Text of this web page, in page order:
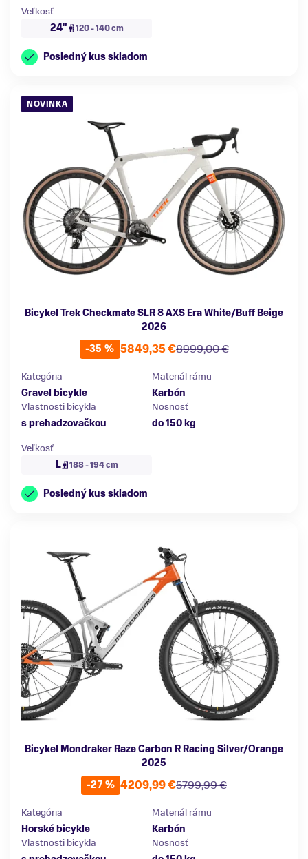
Veľkosť
24"
120 - 140 cm
Posledný kus skladom
NOVINKA
Bicykel Trek Checkmate SLR 8 AXS Era White/Buff Beige
2026
-35 %
8999,00 €
5849,35 €
Kategória
Gravel bicykle
Materiál rámu
Karbón
Vlastnosti bicykla
s prehadzovačkou
Nosnosť
do 150 kg
Veľkosť
L
188 - 194 cm
Posledný kus skladom
Bicykel Mondraker Raze Carbon R Racing Silver/Orange
2025
-27 %
5799,99 €
4209,99 €
Kategória
Horské bicykle
Materiál rámu
Karbón
Vlastnosti bicykla
Nosnosť